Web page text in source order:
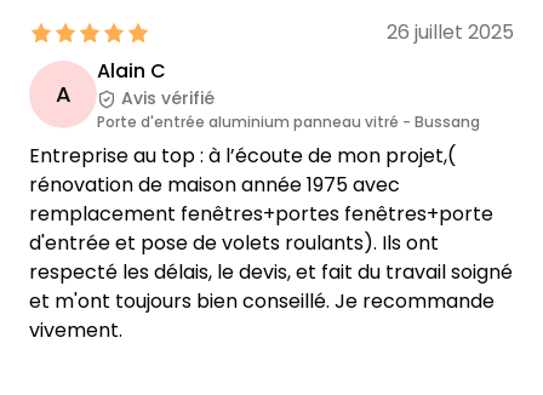
26 juillet 2025
A
Alain C
Avis vérifié
Porte d'entrée aluminium panneau vitré - Bussang
Entreprise au top : à l’écoute de mon projet,(
rénovation de maison année 1975 avec
remplacement fenêtres+portes fenêtres+porte
d'entrée et pose de volets roulants). Ils ont
respecté les délais, le devis, et fait du travail soigné
et m'ont toujours bien conseillé. Je recommande
vivement.